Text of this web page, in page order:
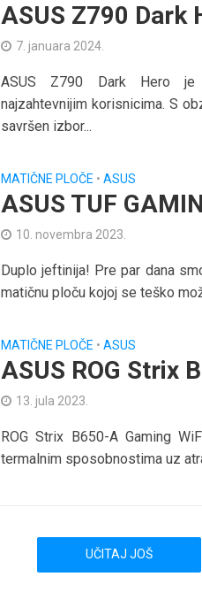
ASUS Z790 Dark
7. januara 2024.
ASUS Z790 Dark Hero је
najzahtevnijim korisnicima. S
savršen izbor...
MATIČNE PLOČE • ASUS
ASUS TUF
10. novembra 2023.
Duplo jeftinija! Pre par dana
matičnu ploču kojoj se teško
MATIČNE PLOČE • ASUS
ASUS ROG Strix
13. jula 2023.
ROG Strix B650-A Gaming
termalnim sposobnostima uz
UČITAJ JOŠ